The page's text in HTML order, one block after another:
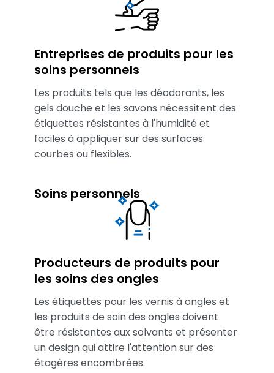
Entreprises de produits pour les
soins personnels
Les produits tels que les déodorants, les
gels douche et les savons nécessitent des
étiquettes résistantes à l'humidité et
faciles à appliquer sur des surfaces
courbes ou flexibles.
Soins personnels
Producteurs de produits pour
les soins des ongles
Les étiquettes pour les vernis à ongles et
les produits de soin des ongles doivent
être résistantes aux solvants et présenter
un design qui attire l'attention sur des
étagères encombrées.